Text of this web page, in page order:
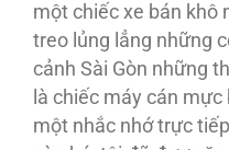
một chiếc xe bán khô
treo lủng lẳng những
cảnh Sài Gòn những
là chiếc máy cán
một nhắc nhớ trực